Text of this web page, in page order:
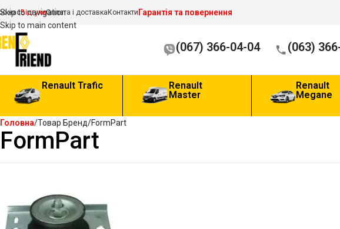
Skip to navigation
Skip to main content
насВідгукиОплата і доставка КонтактиГарантія та повернення
(067) 366-04-04 (063)
Renault Trafic
Renault
Master
Renault
Megane
Головна Товар Бренд FormPart
FormPart